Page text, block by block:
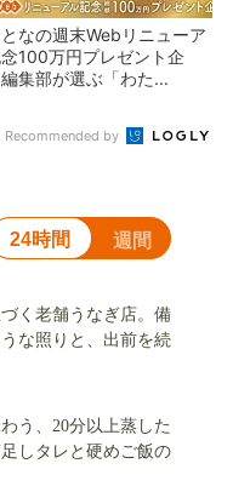
となの週末Webリニューア
100万円プレゼント企
集部が選ぶ「わた...
Recommended by
24時間 週間
く老舗うなぎ店。備
な照りと、出前を続
う、20分以上蒸した
しタレと硬めご飯の